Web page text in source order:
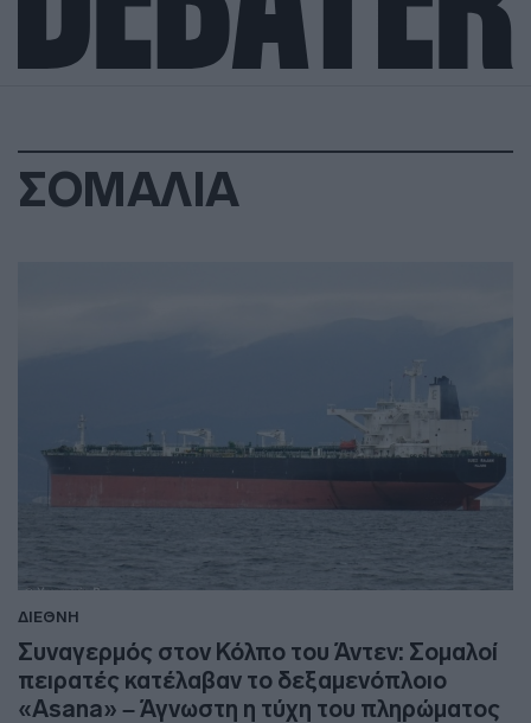
ΣΟΜΑΛΙΑ
ΔΙΕΘΝΗ
Συναγερμός στον Κόλπο του Άντεν: Σομαλοί
πειρατές κατέλαβαν το δεξαμενόπλοιο
«Asana» – Άγνωστη η τύχη του πληρώματος